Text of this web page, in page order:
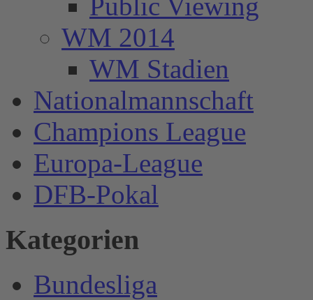
WM 2014
WM Stadien
Nationalmannschaft
Champions League
Europa-League
DFB-Pokal
Kategorien
Bundesliga